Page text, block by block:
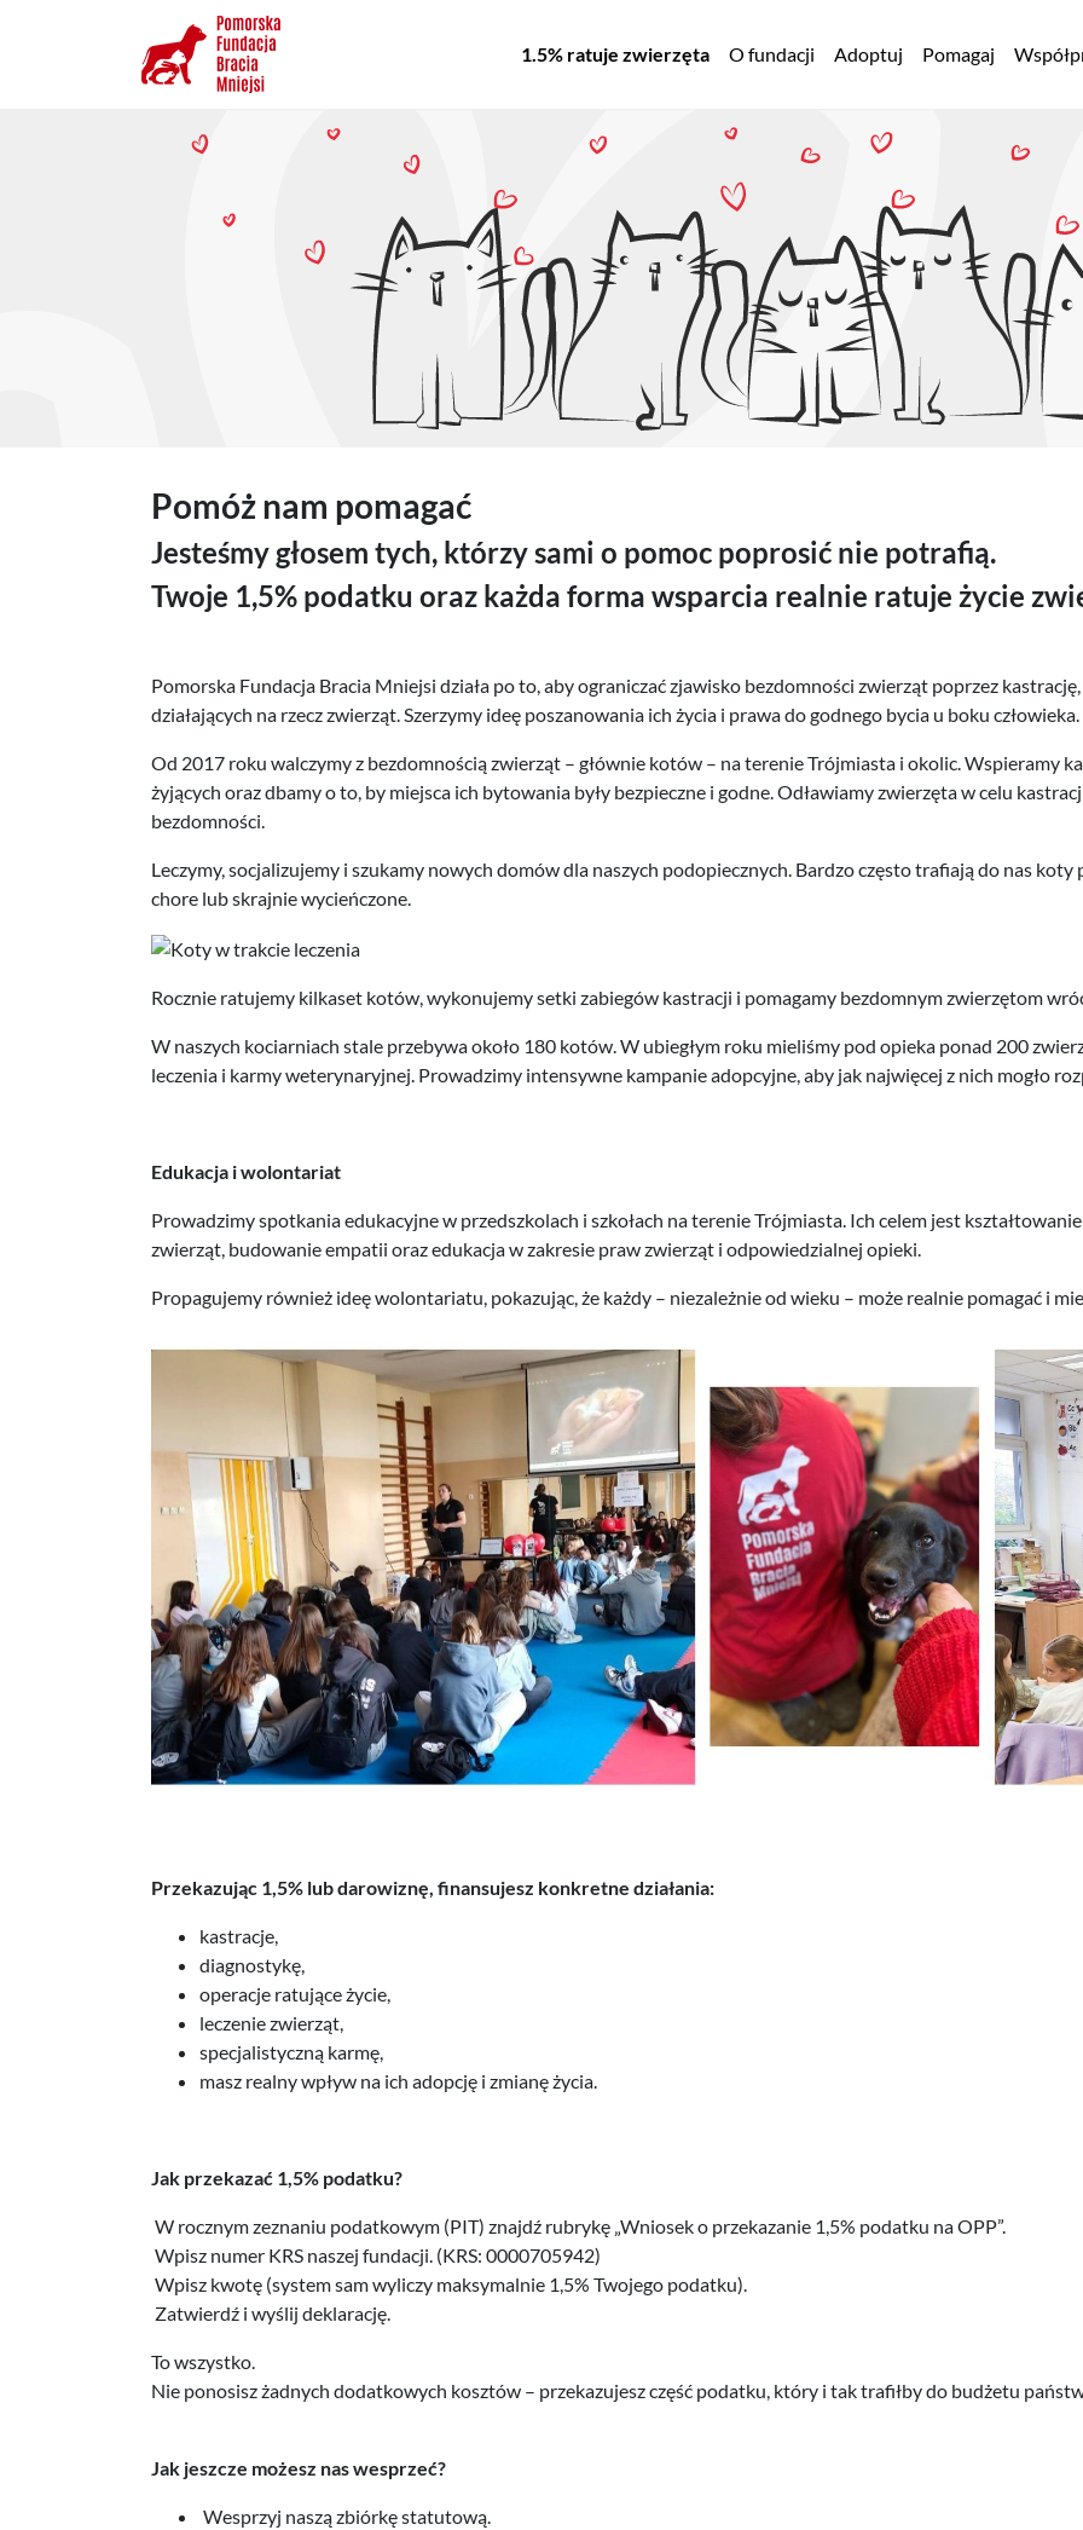
Główna
nawigacja
1.5% ratuje zwierzęta O fundacji Adoptuj Pomagaj
Pomóż nam pomagać
Jesteśmy głosem tych, którzy sami o pomoc poprosić nie potrafią.
Twoje 1,5% podatku oraz każda forma wsparcia realnie ratuje życie
Pomorska Fundacja Bracia Mniejsi działa po to, aby ograniczać zjawisko bezdomności zwierząt poprzez
działających na rzecz zwierząt. Szerzymy ideę poszanowania ich życia i prawa do godnego bycia u boku człowieka.
Od 2017 roku walczymy z bezdomnością zwierząt – głównie kotów – na terenie Trójmiasta i okolic. Wspieramy
żyjących oraz dbamy o to, by miejsca ich bytowania były bezpieczne i godne. Odławiamy zwierzęta w celu
bezdomności.
Leczymy, socjalizujemy i szukamy nowych domów dla naszych podopiecznych. Bardzo często trafiają do nas
chore lub skrajnie wycieńczone.
Rocznie ratujemy kilkaset kotów, wykonujemy setki zabiegów kastracji i pomagamy bezdomnym zwierzętom
W naszych kociarniach stale przebywa około 180 kotów. W ubiegłym roku mieliśmy pod opieka ponad 200
leczenia i karmy weterynaryjnej. Prowadzimy intensywne kampanie adopcyjne, aby jak najwięcej z nich mogło
Edukacja i wolontariat
Prowadzimy spotkania edukacyjne w przedszkolach i szkołach na terenie Trójmiasta. Ich celem jest
zwierząt, budowanie empatii oraz edukacja w zakresie praw zwierząt i odpowiedzialnej opieki.
Propagujemy również ideę wolontariatu, pokazując, że każdy – niezależnie od wieku – może realnie pomagać i
Przekazując 1,5% lub darowiznę, finansujesz konkretne działania:
kastracje,
diagnostykę,
operacje ratujące życie,
leczenie zwierząt,
specjalistyczną karmę,
masz realny wpływ na ich adopcję i zmianę życia.
Jak przekazać 1,5% podatku?
W rocznym zeznaniu podatkowym (PIT) znajdź rubrykę „Wniosek o przekazanie 1,5% podatku na OPP”.
Wpisz numer KRS naszej fundacji. (KRS: 0000705942)
Wpisz kwotę (system sam wyliczy maksymalnie 1,5% Twojego podatku).
Zatwierdź i wyślij deklarację.
To wszystko.
Nie ponosisz żadnych dodatkowych kosztów – przekazujesz część podatku, który i tak trafiłby do budżetu
Jak jeszcze możesz nas wesprzeć?
Wesprzyj naszą zbiórkę statutową.